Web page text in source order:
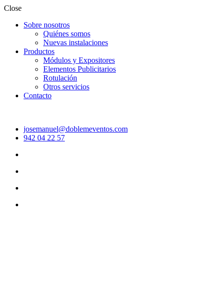
Close
Sobre nosotros
Quiénes somos
Nuevas instalaciones
Productos
Módulos y Expositores
Elementos Publicitarios
Rotulación
Otros servicios
Contacto
josemanuel@doblemeventos.com
942 04 22 57